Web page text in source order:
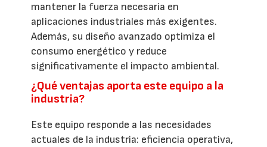
mantener la fuerza necesaria en
aplicaciones industriales más exigentes.
Además, su diseño avanzado optimiza el
consumo energético y reduce
significativamente el impacto ambiental.
¿Qué ventajas aporta este equipo a la
industria?
Este equipo responde a las necesidades
actuales de la industria: eficiencia operativa,